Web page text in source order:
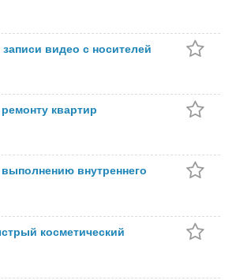
видео с носителей
квартир
внутреннего
косметический